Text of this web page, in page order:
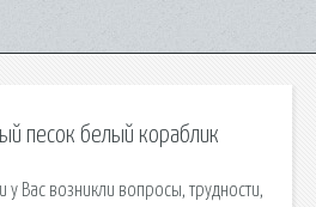
песок белый кораблик
Вас возникли вопросы, трудности,